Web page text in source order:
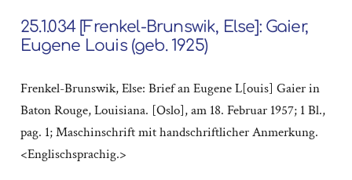
25.1.034 [Frenkel-Brunswik, Else]: Gaier,
Eugene Louis (geb. 1925)
Frenkel-Brunswik, Else: Brief an Eugene L[ouis] Gaier in
Baton Rouge, Louisiana. [Oslo], am 18. Februar 1957; 1 Bl.,
pag. 1; Maschinschrift mit handschriftlicher Anmerkung.
<Englischsprachig.>